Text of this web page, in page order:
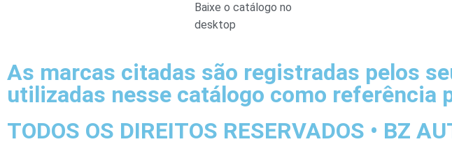
Baixe o catálogo no
desktop
As marcas citadas são registradas pelos
utilizadas nesse catálogo como referência
TODOS OS DIREITOS RESERVADOS • BZ